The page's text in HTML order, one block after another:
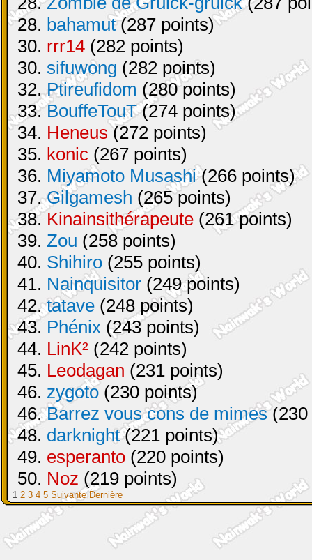
28. bahamut(287 points)
30. rrr14 (282 points)
30. sifuwong (282 points)
32.Ptireufidom (280 points)
33.BouffeTouT(274 points)
34. Heneus(272 points)
35. konic (267 points)
36. Miyamoto Musashi(266 points)
37.Gilgamesh (265 points)
38. Kinainsithérapeute (261 points)
39. Zou (258 points)
40. Shihiro (255 points)
41. Nainquisitor (249 points)
42.tatave (248 points)
43. Phénix (243 points)
44. LinK² (242 points)
45. Leodagan (231 points)
46. zygoto (230 points)
46.Barrez vous cons de mimes(230
48. darknight(221 points)
49. esperanto (220 points)
50. Noz (219 points)
1 2 3 4 5 Suivante Dernière